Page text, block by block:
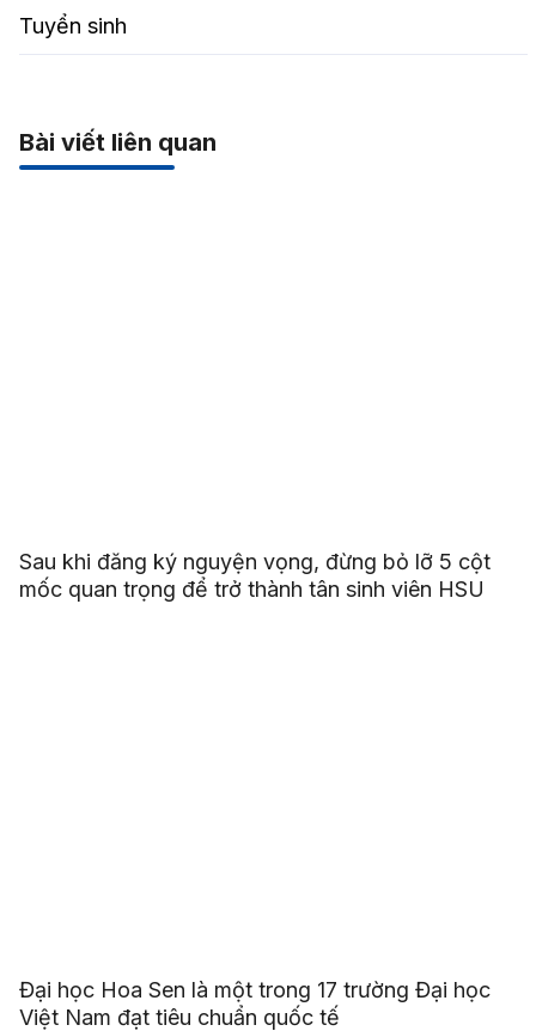
Tuyển sinh
Bài viết liên quan
Sau khi đăng ký nguyện vọng, đừng bỏ lỡ 5 cột
mốc quan trọng để trở thành tân sinh viên HSU
Đại học Hoa Sen là một trong 17 trường Đại học
Việt Nam đạt tiêu chuẩn quốc tế